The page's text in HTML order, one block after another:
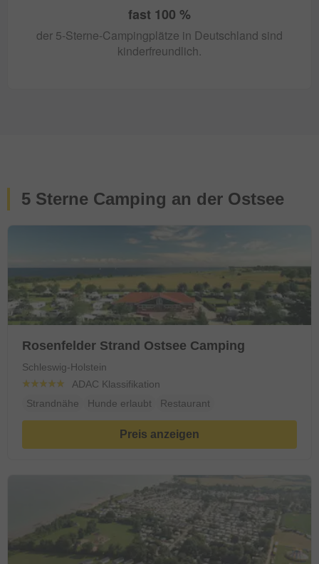
fast 100 %
der 5-Sterne-Campingplätze in Deutschland sind
kinderfreundlich.
5 Sterne Camping an der Ostsee
Rosenfelder Strand Ostsee Camping
Schleswig-Holstein
ADAC Klassifikation
Strandnähe
Hunde erlaubt Restaurant
Preis anzeigen